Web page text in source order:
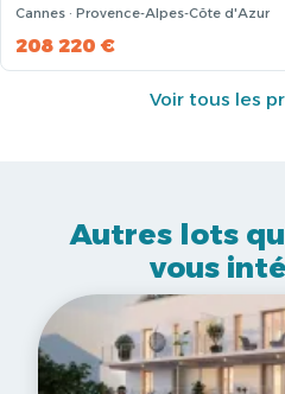
Cannes · Provence-Alpes-Côte d'Azur
208 220 €
Voir tous les
Autres lots
vous